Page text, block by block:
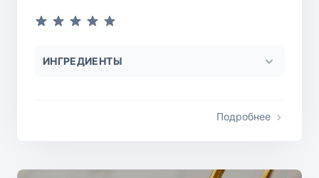
ИНГРЕДИЕНТЫ
Подробнее